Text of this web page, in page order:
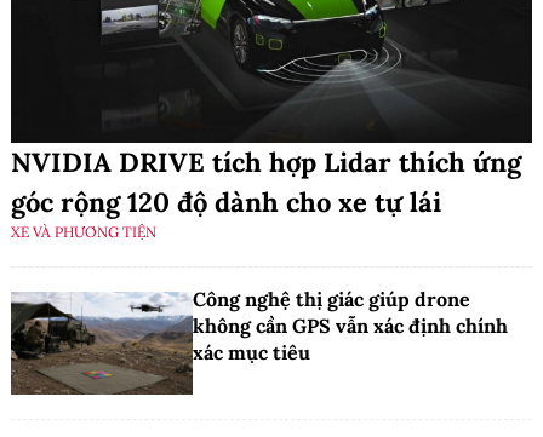
NVIDIA DRIVE tích hợp Lidar thích ứng
góc rộng 120 độ dành cho xe tự lái
XE VÀ PHƯƠNG TIỆN
Công nghệ thị giác giúp drone
không cần GPS vẫn xác định chính
xác mục tiêu